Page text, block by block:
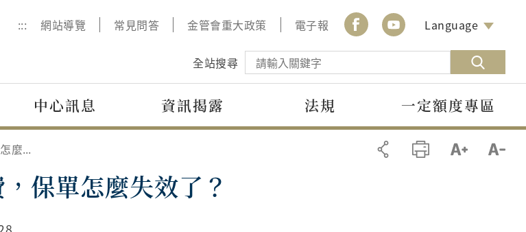
::: 網站導覽 常見問答 金管會重大政策 電子報 Language
全站搜尋
中心訊息 資訊揭露 法規 一定額度專區
我有繳保費，保單怎麼失效了？
保單怎麼失效了？